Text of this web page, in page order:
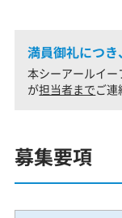
満員御礼につ
本シーアールイ
が担当者までご連
募集要項